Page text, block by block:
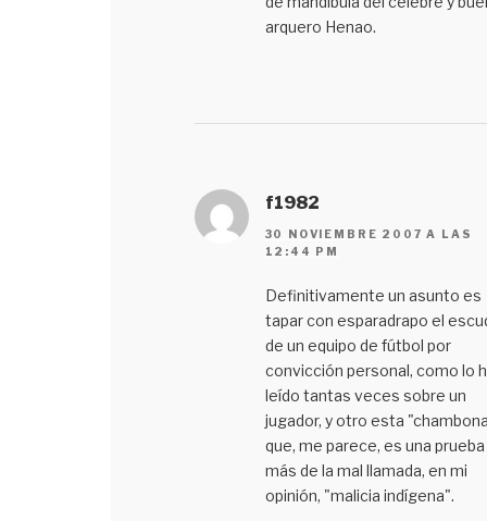
arquero Henao.
f1982
30 NOVIEMBRE 2007 A LAS
12:44 PM
Definitivamente un asunto es
tapar con esparadrapo el
de un equipo de fútbol por
convicción personal, como lo
leído tantas veces sobre un
jugador, y otro esta
que, me parece, es una prueba
más de la mal llamada, en mi
opinión, "malicia indígena".